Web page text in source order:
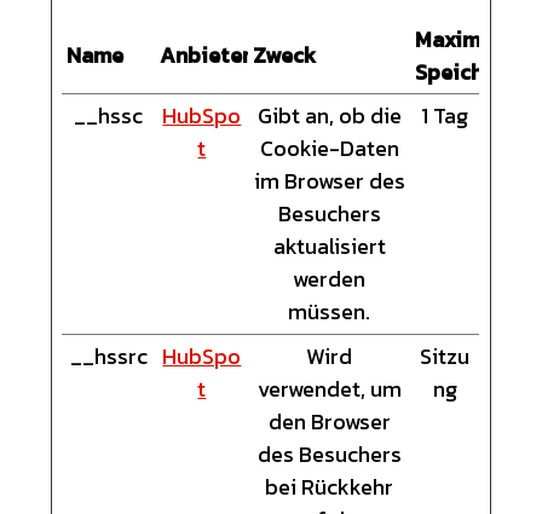
Name AnbieterZweck
Maximale
__hssc
HubSpo
t
Gibt an, ob die
Cookie-Daten
im Browser des
Besuchers
aktualisiert
werden
müssen.
1 Tag
__hssrc HubSpo
t
Wird
verwendet, um
den Browser
des Besuchers
bei Rückkehr
Sitzu
ng